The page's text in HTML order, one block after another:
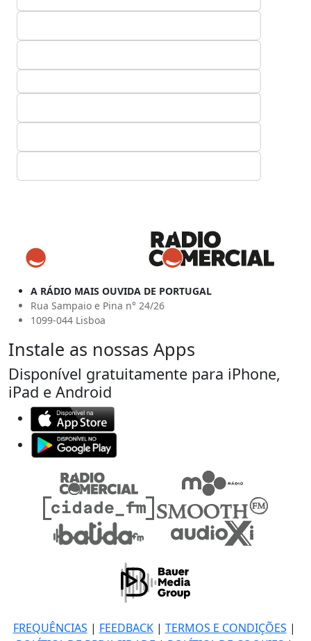
A RÁDIO MAIS OUVIDA DE PORTUGAL
Rua Sampaio e Pina n° 24/26
1099-044 Lisboa
Instale as nossas Apps
Disponível gratuitamente para iPhone,
iPad e Android
FREQUÊNCIAS | FEEDBACK| TERMOS E CONDIÇÕES |